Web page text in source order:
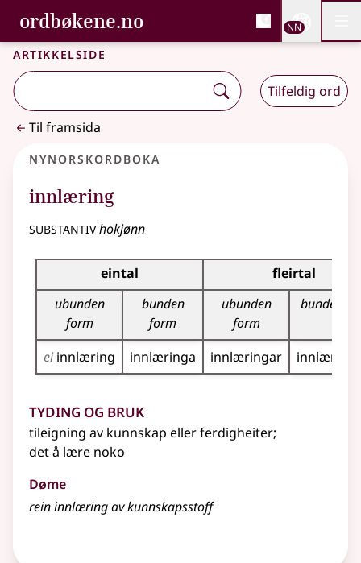
Gå til hovudinnhald
Tilgjenge
ordbøkene.no, Bokmålsordboka og
Bokmålsordboka og Nynorskordboka
NN
Artikkelside
Tilfeldig ord
Til framsida
Nynorskordboka
innlæring
substantivhokjønn
Bøyningstabell for dette substantivet
eintal
fleirtal
ubunden
form
bunden
form
ubunden
form
bunden
ei innlæring innlæringa innlæringar
Tyding og bruk
tileigning av kunnskap eller ferdigheiter;
det å lære noko
Døme
rein innlæring av kunnskapsstoff